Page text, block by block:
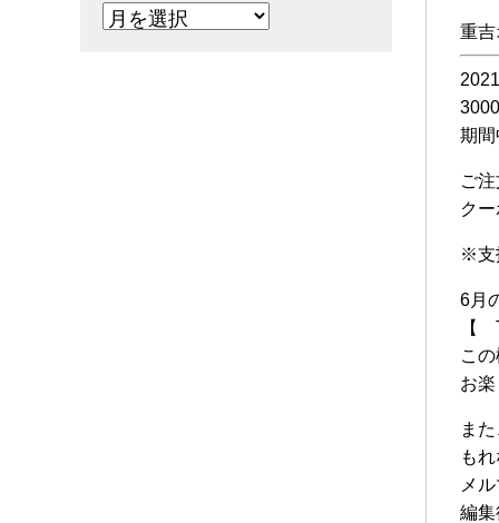
重
期
ご
ク
※支
6月
【
こ
お
ま
も
メ
編